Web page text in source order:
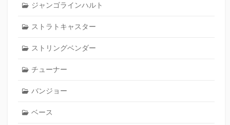
ジャンゴラインハルト
ストラトキャスター
ストリングベンダー
チューナー
バンジョー
ベース